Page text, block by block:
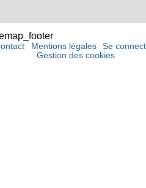
Mentions légales
Se
Gestion des cookies